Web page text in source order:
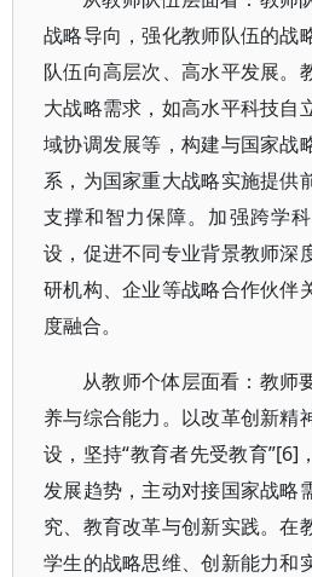
战略导向，强化教师队伍的战
队伍向高层次、高水平发展。
大战略需求，如高水平科技自
域协调发展等，构建与国家战
系，为国家重大战略实施提供
支撑和智力保障。加强跨学
设，促进不同专业背景教师深
研机构、企业等战略合作伙伴
度融合。
从教师个体层面看：教师
养与综合能力。以改革创新精
设，坚持“教育者先受教育”[6]
发展趋势，主动对接国家战略
究、教育改革与创新实践。在
学生的战略思维、创新能力和